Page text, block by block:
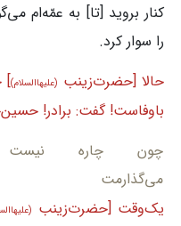
کنار بروید [تا] به عمّه‌ام
را سوار کرد.
حالا [حضرت‌زینب (علیهاالسلام)]
باوفاست! گفت: برادر!
چون چاره نیست
می‌گذارمت
یک‌وقت [حضرت‌زینب